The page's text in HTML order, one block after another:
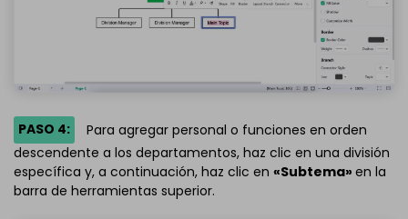
PASO 4:
Para agregar personal o funciones en orden
descendente a los departamentos, haz clic en una división
específica y, a continuación, haz clic en «Subtema» en la
barra de herramientas superior.